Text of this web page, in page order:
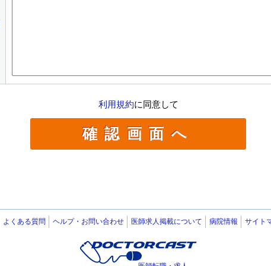
利用規約に同意して
よくある質問 ヘルプ・お問い合わせ 医師求人掲載について 病院情報 サイト